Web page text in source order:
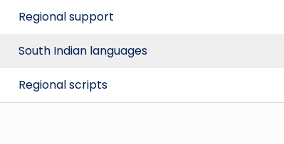
Regional support
South Indian languages
Regional scripts